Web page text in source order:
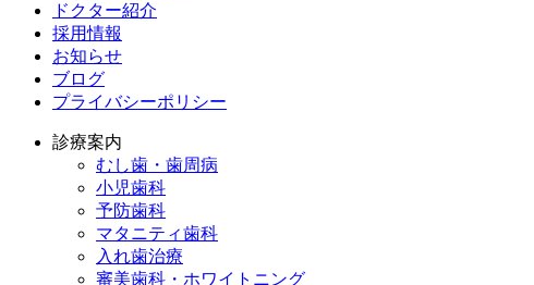
ドクター紹介
採用情報
お知らせ
ブログ
プライバシーポリシー
診療案内
むし歯・歯周病
小児歯科
予防歯科
マタニティ歯科
入れ歯治療
審美歯科・ホワイトニング